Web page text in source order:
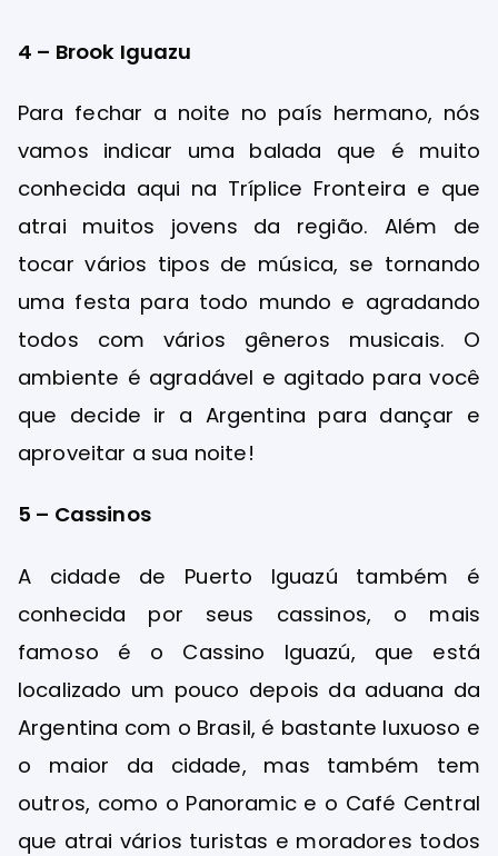
4 – Brook Iguazu
Para fechar a noite no país hermano, nós
vamos indicar uma balada que é muito
conhecida aqui na Tríplice Fronteira e que
atrai muitos jovens da região. Além de
tocar vários tipos de música, se tornando
uma festa para todo mundo e agradando
todos com vários gêneros musicais. O
ambiente é agradável e agitado para você
que decide ir a Argentina para dançar e
aproveitar a sua noite!
5 – Cassinos
A cidade de Puerto Iguazú também é
conhecida por seus cassinos, o mais
famoso é o Cassino Iguazú, que está
localizado um pouco depois da aduana da
Argentina com o Brasil, é bastante luxuoso e
o maior da cidade, mas também tem
outros, como o Panoramic e o Café Central
que atrai vários turistas e moradores todos